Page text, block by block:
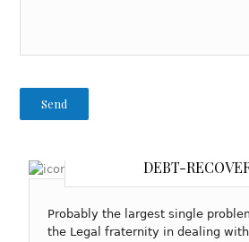
DEBT-
Probably the largest single
the Legal fraternity in dealing